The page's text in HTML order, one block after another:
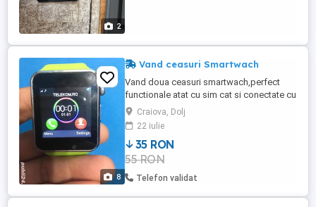
2
8
Vand ceasuri Smartwach
Vand doua ceasuri smartwach,perfect
functionale atat cu sim cat si conectate cu
telefonul la 65 lei cel verde si 55 lei cel
negru doar ceasurile fara cablu de
incarcare(se incarca cu orice cablu
microusb)cu mentiunea ca cel negru are
capacul la baterie crapat si lipit numai ca ii
lipseste o mica bucatica ...
Craiova, Dolj
22 iulie
35 RON
55 RON
Telefon validat